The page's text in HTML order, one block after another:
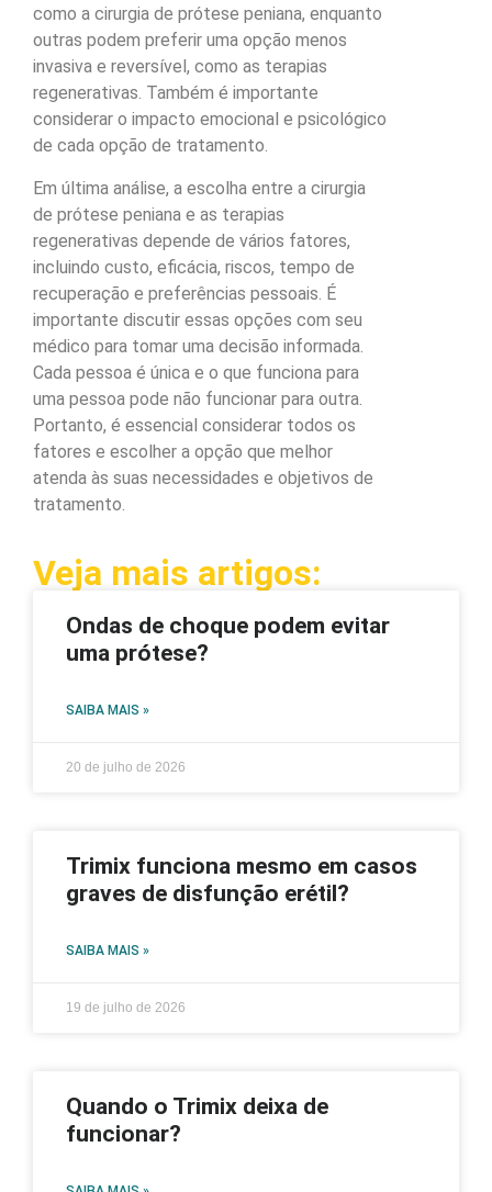
como a cirurgia de prótese peniana, enquanto
outras podem preferir uma opção menos
invasiva e reversível, como as terapias
regenerativas. Também é importante
considerar o impacto emocional e psicológico
de cada opção de tratamento.
Em última análise, a escolha entre a cirurgia
de prótese peniana e as terapias
regenerativas depende de vários fatores,
incluindo custo, eficácia, riscos, tempo de
recuperação e preferências pessoais. É
importante discutir essas opções com seu
médico para tomar uma decisão informada.
Cada pessoa é única e o que funciona para
uma pessoa pode não funcionar para outra.
Portanto, é essencial considerar todos os
fatores e escolher a opção que melhor
atenda às suas necessidades e objetivos de
tratamento.
Veja mais artigos:
Ondas de choque podem evitar
uma prótese?
SAIBA MAIS »
20 de julho de 2026
Trimix funciona mesmo em casos
graves de disfunção erétil?
SAIBA MAIS »
19 de julho de 2026
Quando o Trimix deixa de
funcionar?